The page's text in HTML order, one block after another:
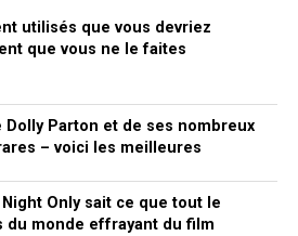
utilisés que vous devriez
que vous ne le faites
Dolly Parton et de ses nombreux
– voici les meilleures
Only sait ce que tout le
du monde effrayant du film